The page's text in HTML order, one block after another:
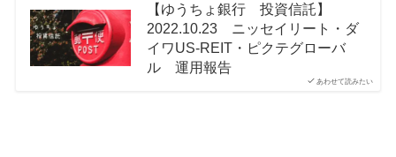
あわせて読みたい
【ゆうちょ銀行 投資信託】
2022.10.23 ニッセイリート・ダ
イワUS-REIT・ピクテグローバ
ル 運用報告